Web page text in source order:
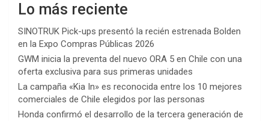
Lo más reciente
SINOTRUK Pick-ups presentó la recién estrenada Bolden
en la Expo Compras Públicas 2026
GWM inicia la preventa del nuevo ORA 5 en Chile con una
oferta exclusiva para sus primeras unidades
La campaña «Kia In» es reconocida entre los 10 mejores
comerciales de Chile elegidos por las personas
Honda confirmó el desarrollo de la tercera generación de